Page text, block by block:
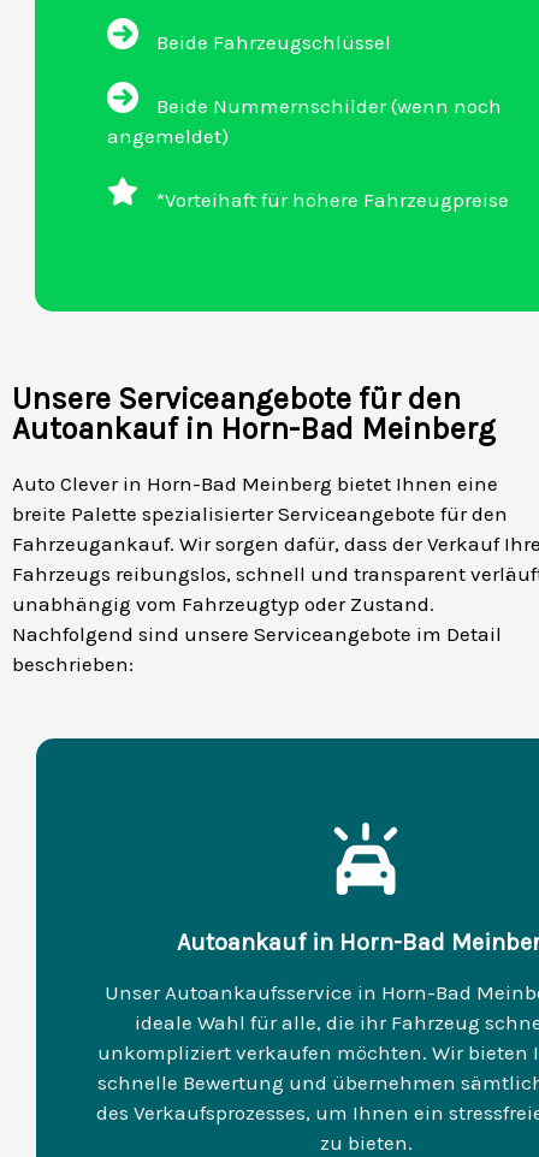
Beide Fahrzeugschlüssel
Beide Nummernschilder (wenn noch
angemeldet)
*Vorteihaft für höhere Fahrzeugpreise
Unsere Serviceangebote für den
Autoankauf in Horn-Bad Meinberg
Auto Clever in Horn-Bad Meinberg bietet Ihnen eine
breite Palette spezialisierter Serviceangebote für den
Fahrzeugankauf. Wir sorgen dafür, dass der Verkauf
Fahrzeugs reibungslos, schnell und transparent
unabhängig vom Fahrzeugtyp oder Zustand.
Nachfolgend sind unsere Serviceangebote im Detail
beschrieben:
Autoankauf in Horn-Bad
Unser Autoankaufsservice in Horn-Bad
ideale Wahl für alle, die ihr Fahrzeug
unkompliziert verkaufen möchten. Wir bieten
schnelle Bewertung und übernehmen
des Verkaufsprozesses, um Ihnen ein
zu bieten.